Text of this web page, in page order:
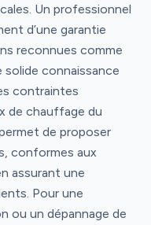
Un professionnel
d’une garantie
reconnues comme
solide connaissance
contraintes
de chauffage du
de proposer
conformes aux
assurant une
Pour une
ou un dépannage de